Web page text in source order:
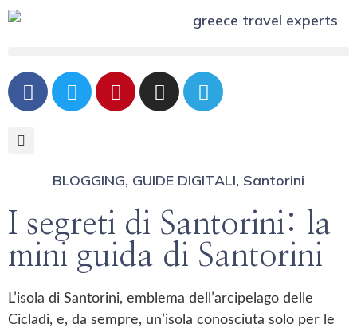
BLOGGING, GUIDE DIGITALI, Santorini
I segreti di Santorini: la
mini guida di Santorini
L’isola di Santorini, emblema dell’arcipelago delle
Cicladi, e, da sempre, un’isola conosciuta solo per le